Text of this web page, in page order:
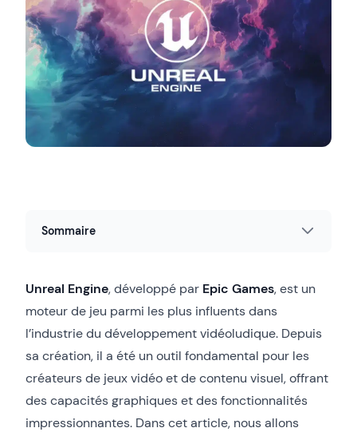
Sommaire
Unreal Engine, développé par Epic Games, est un
moteur de jeu parmi les plus influents dans
l’industrie du développement vidéoludique. Depuis
sa création, il a été un outil fondamental pour les
créateurs de jeux vidéo et de contenu visuel, offrant
des capacités graphiques et des fonctionnalités
impressionnantes. Dans cet article, nous allons